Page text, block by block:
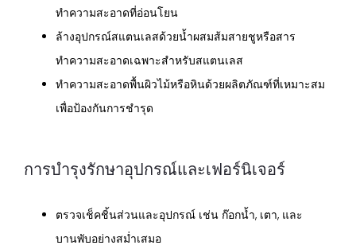
ทำความสะอาดที่อ่อนโยน
ล้างอุปกรณ์สแตนเลสด้วยน้ำผสมส้มสายชูหรือสาร
ทำความสะอาดเฉพาะสำหรับสแตนเลส
ทำความสะอาดพื้นผิวไม้หรือหินด้วยผลิตภัณฑ์ที่เหมาะสม
เพื่อป้องกันการชำรุด
การบำรุงรักษาอุปกรณ์และเฟอร์นิเจอร์
ตรวจเช็คชิ้นส่วนและอุปกรณ์ เช่น ก๊อกน้ำ, เตา, และ
บานพับอย่างสม่ำเสมอ